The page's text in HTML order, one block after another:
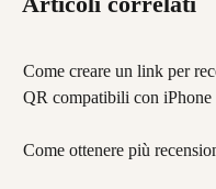
Come creare un link per
QR compatibili con iPhone
Come ottenere più